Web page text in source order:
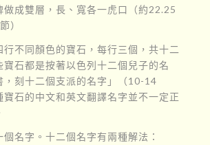
做成雙層，長、寬各一虎口（約22.25
）
行不同顏色的寶石，每行三個，共十二
寶石都是按著以色列十二個兒子的名
，刻十二個支派的名字」（10-14
寶石的中文和英文翻譯名字並不一定正
名字。十二個名字有兩種解法：